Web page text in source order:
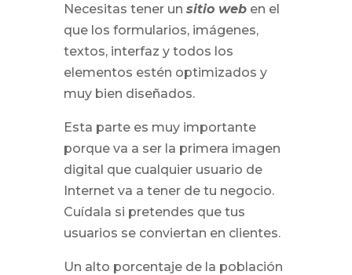
Necesitas tener un sitio weben el
que los formularios, imágenes,
textos, interfaz y todos los
elementos estén optimizados y
muy bien diseñados.
Esta parte es muy importante
porque va a ser la primera imagen
digital que cualquier usuario de
Internet va a tener de tu negocio.
Cuídala si pretendes que tus
usuarios se conviertan en clientes.
Un alto porcentaje de la población